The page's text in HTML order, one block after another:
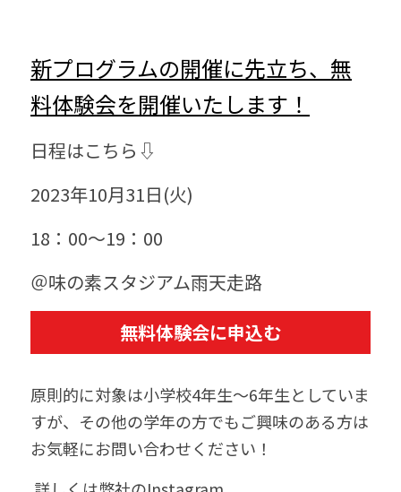
新プログラムの開催に先立ち、無
料体験会を開催いたします！
日程はこちら⇩
2023年10月31日(火)
18：00〜19：00
＠味の素スタジアム雨天走路
無料体験会に申込む
原則的に対象は小学校4年生〜6年生としていま
すが、その他の学年の方でもご興味のある方は
お気軽にお問い合わせください！